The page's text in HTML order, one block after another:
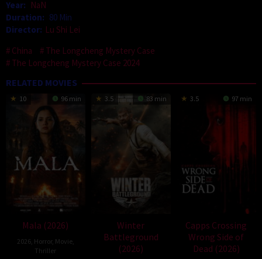
Year: NaN
Duration: 80 Min
Director: Lu Shi Lei
China
The Longcheng Mystery Case
The Longcheng Mystery Case 2024
RELATED MOVIES
10 96 min
Mala (2026)
2026, Horror, Movie,
Thriller
3.5 83 min
Winter
Battleground
(2026)
3.5 97 min
Capps Crossing
Wrong Side of
Dead (2026)